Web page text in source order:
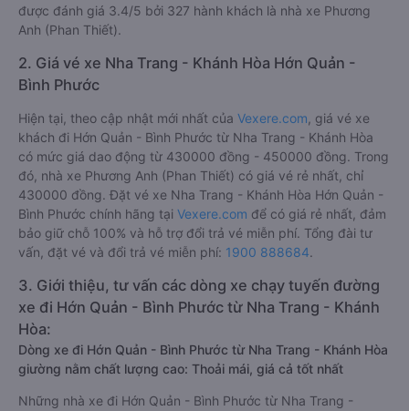
được đánh giá 3.4/5 bởi 327 hành khách là nhà xe Phương
Anh (Phan Thiết).
2. Giá vé xe Nha Trang - Khánh Hòa Hớn Quản -
Bình Phước
Hiện tại, theo cập nhật mới nhất của Vexere.com , giá vé xe
khách đi Hớn Quản - Bình Phước từ Nha Trang - Khánh Hòa
có mức giá dao động từ 430000 đồng - 450000 đồng. Trong
đó, nhà xe Phương Anh (Phan Thiết) có giá vé rẻ nhất, chỉ
430000 đồng. Đặt vé xe Nha Trang - Khánh Hòa Hớn Quản -
Bình Phước chính hãng tại Vexere.com để có giá rẻ nhất, đảm
bảo giữ chỗ 100% và hỗ trợ đổi trả vé miễn phí. Tổng đài tư
vấn, đặt vé và đổi trả vé miễn phí: 1900 888684.
3. Giới thiệu, tư vấn các dòng xe chạy tuyến đường
xe đi Hớn Quản - Bình Phước từ Nha Trang - Khánh
Hòa:
Dòng xe đi Hớn Quản - Bình Phước từ Nha Trang - Khánh Hòa
giường nằm chất lượng cao: Thoải mái, giá cả tốt nhất
Những nhà xe đi Hớn Quản - Bình Phước từ Nha Trang -